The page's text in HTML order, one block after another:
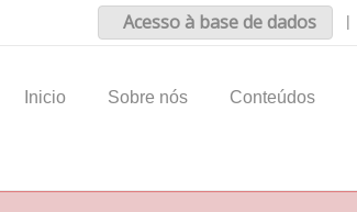
Acesso à base de dados |
Inicio Sobre nós Conteúdos